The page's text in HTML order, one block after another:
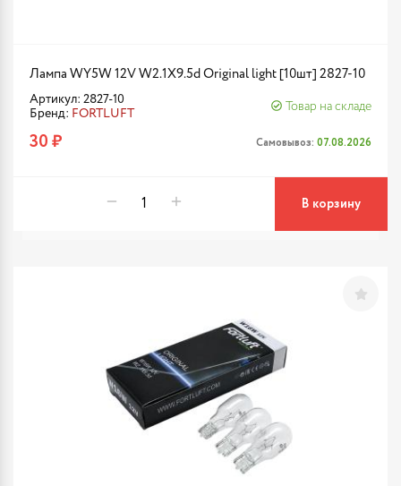
Лампа WY5W 12V W2.1X9.5d Original light [10шт] 2827-10
Артикул: 2827-10
Бренд: FORTLUFT
Товар на складе
30 ₽ Самовывоз: 07.08.2026
В корзину